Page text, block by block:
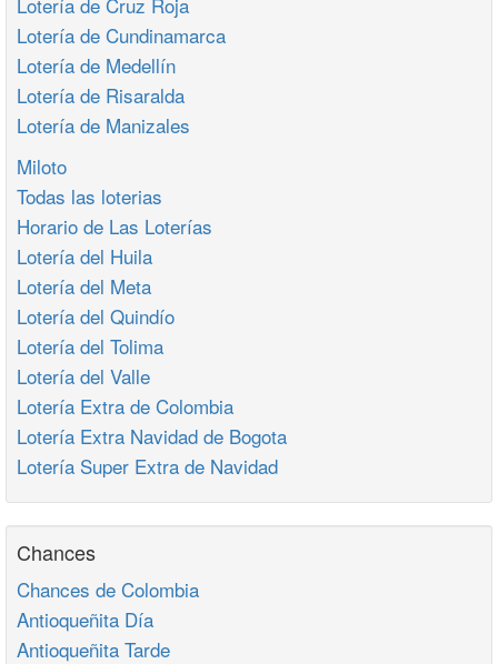
Lotería de Cundinamarca
Lotería de Medellín
Lotería de Risaralda
Lotería de Manizales
Miloto
Todas las loterias
Horario de Las Loterías
Lotería del Huila
Lotería del Meta
Lotería del Quindío
Lotería del Tolima
Lotería del Valle
Lotería Extra de Colombia
Lotería Extra Navidad de Bogota
Lotería Super Extra de Navidad
Chances
Chances de Colombia
Antioqueñita Día
Antioqueñita Tarde